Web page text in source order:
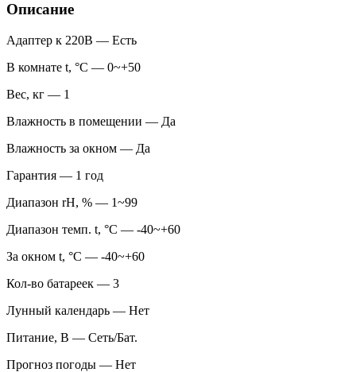
Описание
Адаптер к 220В — Есть
В комнате t, °С — 0~+50
Вес, кг — 1
Влажность в помещении — Да
Влажность за окном — Да
Гарантия — 1 год
Диапазон rH, % — 1~99
Диапазон темп. t, °С — -40~+60
За окном t, °С — -40~+60
Кол-во батареек — 3
Лунный календарь — Нет
Питание, В — Сеть/Бат.
Прогноз погоды — Нет